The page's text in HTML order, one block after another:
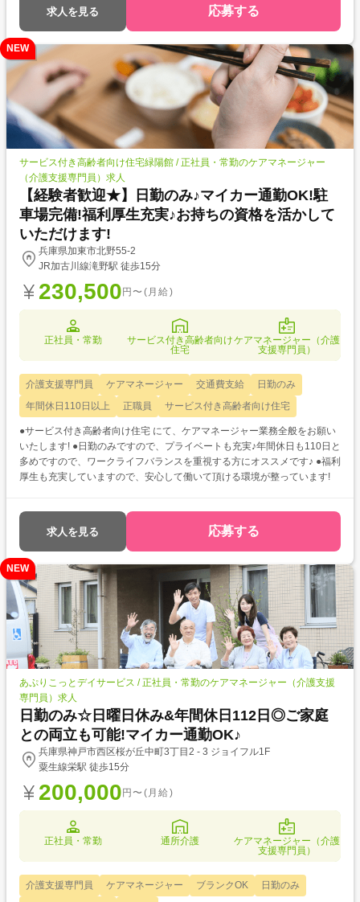
求人を見る 応募する
NEW
サービス付き高齢者向け住宅緑陽館 / 正社員・常勤のケアマネージャー
（介護支援専門員）求人
【経験者歓迎★】日勤のみ♪マイカー通勤OK!駐
車場完備!福利厚生充実♪お持ちの資格を活かして
いただけます!
兵庫県加東市北野55-2
JR加古川線滝野駅 徒歩15分
230,500 円〜(月給)
正社員・常勤
サービス付き高齢者向け
住宅
ケアマネージャー（介護
支援専門員）
介護支援専門員 ケアマネージャー 交通費支給
日勤のみ
年間休日110日以上
正職員 サービス付き高齢者向け住宅
●サービス付き高齢者向け住宅 にて、ケアマネージャー業務全般をお願い
いたします! ●日勤のみですので、プライベートも充実♪年間休日も110日と
多めですので、ワークライフバランスを重視する方にオススメです♪ ●福利
厚生も充実していますので、安心して働いて頂ける環境が整っています!
求人を見る 応募する
NEW
あぷりこっとデイサービス / 正社員・常勤のケアマネージャー（介護支援
専門員）求人
日勤のみ☆日曜日休み&年間休日112日◎ご家庭
との両立も可能!マイカー通勤OK♪
兵庫県神戸市西区桜が丘中町3丁目2 - 3 ジョイフル1F
粟生線栄駅 徒歩15分
200,000 円〜(月給)
正社員・常勤 通所介護
ケアマネージャー（介護
支援専門員）
介護支援専門員 ケアマネージャー ブランクOK
日勤のみ